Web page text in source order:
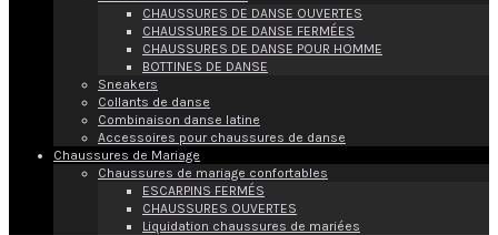
CHAUSSURES DE DANSE OUVERTES
CHAUSSURES DE DANSE FERMÉES
CHAUSSURES DE DANSE POUR HOMME
BOTTINES DE DANSE
Sneakers
Collants de danse
Combinaison danse latine
Accessoires pour chaussures de danse
Chaussures de Mariage
Chaussures de mariage confortables
ESCARPINS FERMÉS
CHAUSSURES OUVERTES
Liquidation chaussures de mariées